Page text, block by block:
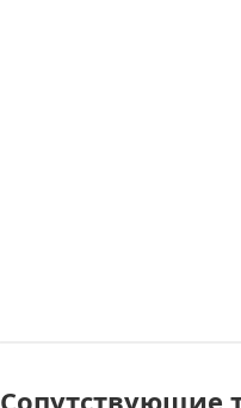
Сопутствующие